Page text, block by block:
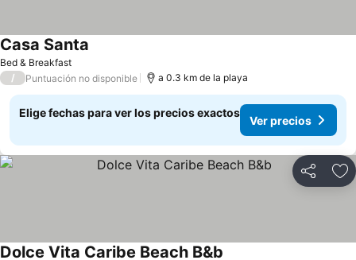
Bed & Breakfast
Casa Santa
/ Puntuación no disponible a 0.3 km de la playa
Elige fechas para ver los precios exactos
Ver precios
Compartir
Dolce Vita Caribe Beach B&b